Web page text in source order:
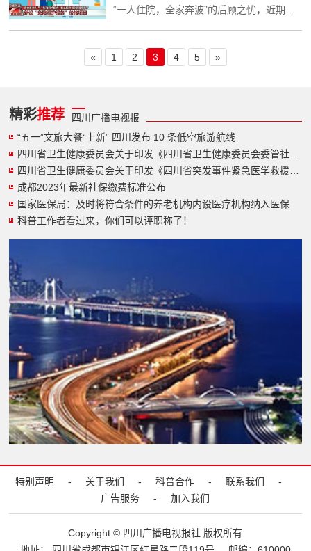
“一人住院，全家奔波”的后顾之忧，近期四
照护服务短板，并于2025年5月20日起全省
« 1 2 3 4 5 »
精彩推荐
四川广播电视报
“五一”文旅大餐“上新” 四川发布 10 条低空旅游航线
成都2023年最新社保缴费标准公布
国家医保局：及时将符合条件的养老机构内设医疗机构纳入医保
科普工作者看过来，你们可以评职称了！
特别声明 - 关于我们 - 科普合作 - 联系我们
-
广告服务
- 加入我们
Copyright © 四川广播电视报社 版权所有